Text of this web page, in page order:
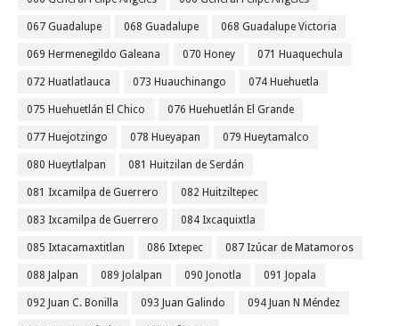
067 Guadalupe 068 Guadalupe 068 Guadalupe Victoria
069 Hermenegildo Galeana 070 Honey 071 Huaquechula
072 Huatlatlauca 073 Huauchinango 074 Huehuetla
075 Huehuetlán El Chico 076 Huehuetlán El Grande
077 Huejotzingo 078 Hueyapan 079 Hueytamalco
080 Hueytlalpan 081 Huitzilan de Serdán
081 Ixcamilpa de Guerrero 082 Huitziltepec
083 Ixcamilpa de Guerrero 084 Ixcaquixtla
085 Ixtacamaxtitlan 086 Ixtepec 087 Izúcar de Matamoros
088 Jalpan 089 Jolalpan 090 Jonotla 091 Jopala
092 Juan C. Bonilla 093 Juan Galindo 094 Juan N Méndez